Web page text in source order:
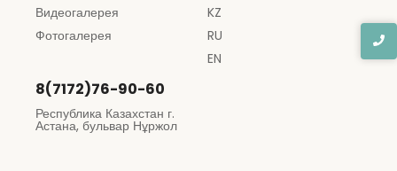
Видеогалерея
Фотогалерея
KZ
RU
EN
8(7172)76-90-60
Республика Казахстан г.
Астана, бульвар Нұржол